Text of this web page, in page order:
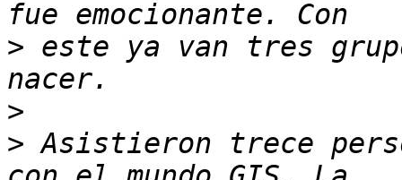
> este ya van tres
>
> Asistieron trece